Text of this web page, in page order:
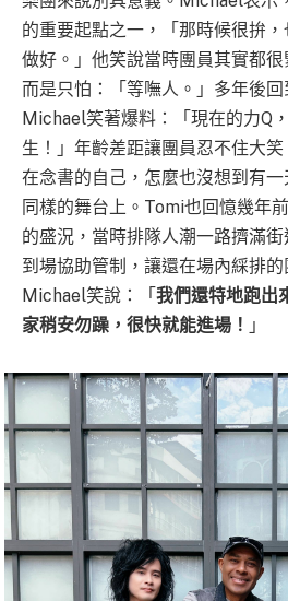
樂團來說別具意義。Michael表示
的重要起點之一，「那時候很拚
做好。」他笑說當時團員其實都
而是只怕：「等嘸人。」多年後回
Michael笑著爆料：「現在的力Q
生！」年齡差距讓團員忍不住大
在念書的自己，怎麼也沒想到有
同樣的舞台上。Tomi也回憶幾年
的盛況，當時排隊人潮一路擠滿
到場協助管制，讓還在場內綵排的
Michael笑說：「 我們還特地跑出
家稍安勿躁，很快就能進場！ 」